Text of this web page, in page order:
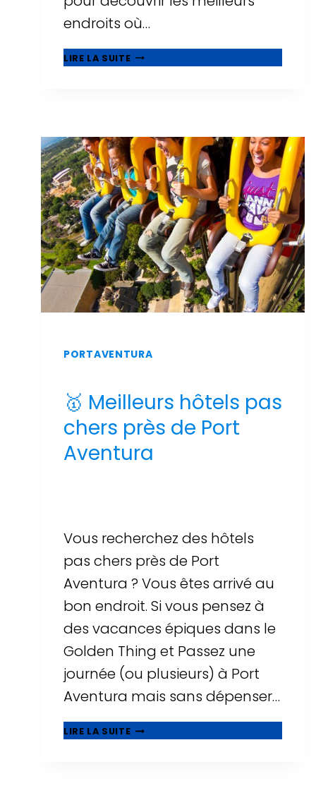
endroits où…
LIRE LA SUITE21
MEILLEURS
ADAPTÉS
AUX
BÉBÉS
ET
AUX
TOUT-
PETITS
PORTAVENTURA
🥇 Meilleurs hôtels pas
chers près de Port
Aventura
Vous recherchez des hôtels
pas chers près de Port
Aventura ? Vous êtes arrivé au
bon endroit. Si vous pensez à
des vacances épiques dans le
Golden Thing et Passez une
journée (ou plusieurs) à Port
Aventura mais sans dépenser…
LIRE LA SUITE🥇
MEILLEURS